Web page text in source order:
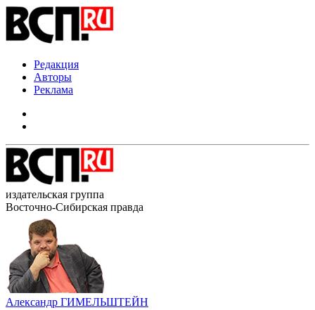
Редакция
Авторы
Реклама
издательская группа
Восточно-Сибирская правда
Александр ГИМЕЛЬШТЕЙН